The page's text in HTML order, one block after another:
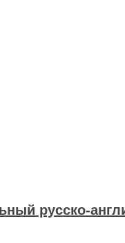
русско-